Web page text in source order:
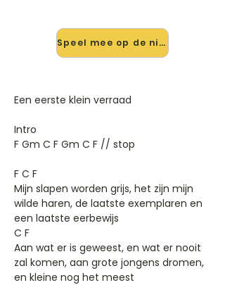
Speel mee op de nieuwe site →
Een eerste klein verraad
Intro
F Gm C F Gm C F // stop
F C F
Mijn slapen worden grijs, het zijn mijn
wilde haren, de laatste exemplaren en
een laatste eerbewijs
C F
Aan wat er is geweest, en wat er nooit
zal komen, aan grote jongens dromen,
en kleine nog het meest